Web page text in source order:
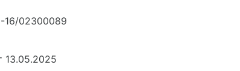
16/02300089